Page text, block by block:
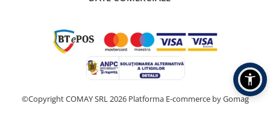
©Copyright COMAY SRL 2026 Platforma E-commerce by Gomag